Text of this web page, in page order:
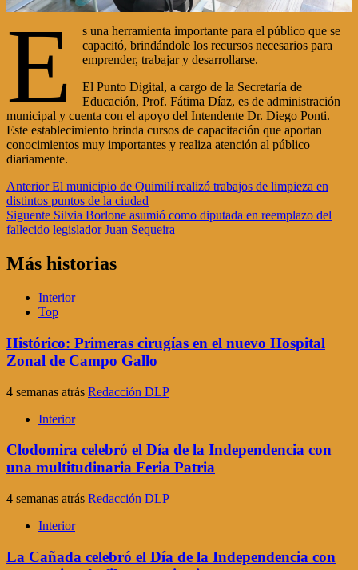
E
s una herramienta importante para el público que se
capacitó, brindándole los recursos necesarios para
emprender, trabajar y desarrollarse.
El Punto Digital, a cargo de la Secretaría de
Educación, Prof. Fátima Díaz, es de administración
municipal y cuenta con el apoyo del Intendente Dr. Diego Ponti.
Este establecimiento brinda cursos de capacitación que aportan
conocimientos muy importantes y realiza atención al público
diariamente.
Navegación
de
entradas
AnteriorEl municipio de Quimilí realizó trabajos de limpieza en
distintos puntos de la ciudad
Siguente Silvia Borlone asumió como diputada en reemplazo del
fallecido legislador Juan Sequeira
Más historias
Interior
Top
Histórico: Primeras cirugías en el nuevo Hospital
Zonal de Campo Gallo
4 semanas atrás Redacción DLP
Interior
Clodomira celebró el Día de la Independencia con
una multitudinaria Feria Patria
4 semanas atrás Redacción DLP
Interior
La Cañada celebró el Día de la Independencia con